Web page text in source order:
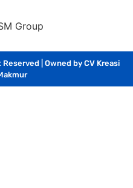
| Owned by CV Kreasi